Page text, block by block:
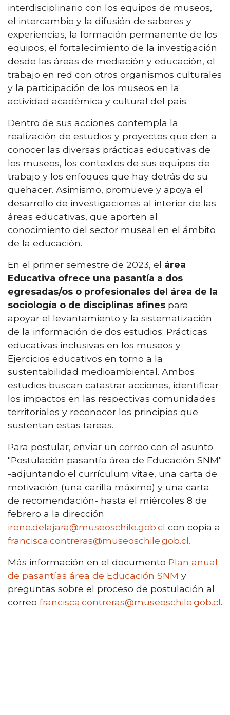
interdisciplinario con los equipos de museos,
el intercambio y la difusión de saberes y
experiencias, la formación permanente de los
equipos, el fortalecimiento de la investigación
desde las áreas de mediación y educación, el
trabajo en red con otros organismos culturales
y la participación de los museos en la
actividad académica y cultural del país.
Dentro de sus acciones contempla la
realización de estudios y proyectos que den a
conocer las diversas prácticas educativas de
los museos, los contextos de sus equipos de
trabajo y los enfoques que hay detrás de su
quehacer. Asimismo, promueve y apoya el
desarrollo de investigaciones al interior de las
áreas educativas, que aporten al
conocimiento del sector museal en el ámbito
de la educación.
En el primer semestre de 2023, el área
Educativa ofrece una pasantía a dos
egresadas/os o profesionales del área de la
sociología o de disciplinas afines para
apoyar el levantamiento y la sistematización
de la información de dos estudios: Prácticas
educativas inclusivas en los museos y
Ejercicios educativos en torno a la
sustentabilidad medioambiental. Ambos
estudios buscan catastrar acciones, identificar
los impactos en las respectivas comunidades
territoriales y reconocer los principios que
sustentan estas tareas.
Para postular, enviar un correo con el asunto
"Postulación pasantía área de Educación SNM"
-adjuntando el currículum vitae, una carta de
motivación (una carilla máximo) y una carta
de recomendación- hasta el miércoles 8 de
febrero a la dirección
irene.delajara@museoschile.gob.cl con copia a
francisca.contreras@museoschile.gob.cl.
Más información en el documento Plan anual
de pasantías área de Educación SNM y
preguntas sobre el proceso de postulación al
correo francisca.contreras@museoschile.gob.cl.